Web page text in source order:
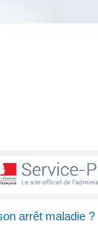
arrêt maladie ?